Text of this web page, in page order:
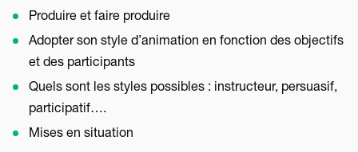
Produire et faire produire
Adopter son style d’animation en fonction des objectifs
et des participants
Quels sont les styles possibles : instructeur, persuasif,
participatif….
Mises en situation